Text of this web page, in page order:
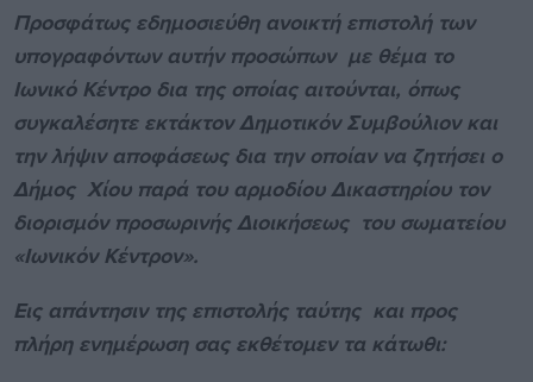
Προσφάτως εδημοσιεύθη ανοικτή επιστολή των
υπογραφόντων αυτήν προσώπων με θέμα το
Ιωνικό Κέντρο δια της οποίας αιτούνται, όπως
συγκαλέσητε εκτάκτον Δημοτικόν Συμβούλιον και
την λήψιν αποφάσεως δια την οποίαν να ζητήσει ο
Δήμος Χίου παρά του αρμοδίου Δικαστηρίου τον
διορισμόν προσωρινής Διοικήσεως του σωματείου
«Ιωνικόν Κέντρον».
Εις απάντησιν της επιστολής ταύτης και προς
πλήρη ενημέρωση σας εκθέτομεν τα κάτωθι: